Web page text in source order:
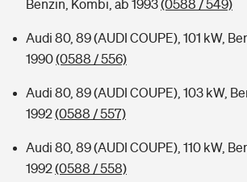
Benzin, Kombi, ab 1993(0588 / 549)
Audi 80, 89 (AUDI COUPE), 101 kW,
1990(0588 / 556)
Audi 80, 89 (AUDI COUPE), 103 kW,
1992(0588 / 557)
Audi 80, 89 (AUDI COUPE), 110 kW,
1992(0588 / 558)